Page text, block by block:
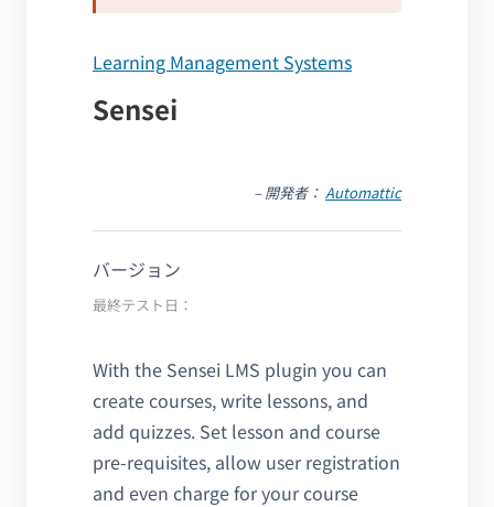
Learning Management Systems
Sensei
– 開発者： Automattic
バージョン
最終テスト日：
With the Sensei LMS plugin you can
create courses, write lessons, and
add quizzes. Set lesson and course
pre-requisites, allow user registration
and even charge for your course